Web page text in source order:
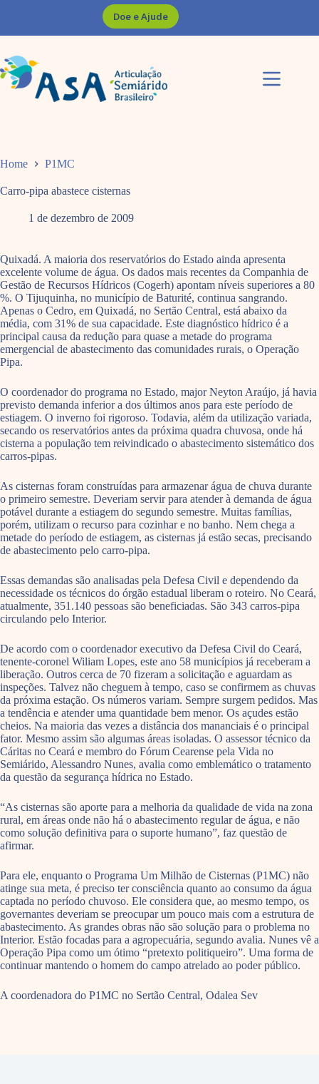
Doe e Ajude
Home P1MC
Carro-pipa abastece cisternas
1 de dezembro de 2009
Quixadá. A maioria dos reservatórios do Estado ainda apresenta
excelente volume de água. Os dados mais recentes da Companhia de
Gestão de Recursos Hídricos (Cogerh) apontam níveis superiores a 80
%. O Tijuquinha, no município de Baturité, continua sangrando.
Apenas o Cedro, em Quixadá, no Sertão Central, está abaixo da
média, com 31% de sua capacidade. Este diagnóstico hídrico é a
principal causa da redução para quase a metade do programa
emergencial de abastecimento das comunidades rurais, o Operação
Pipa.
O coordenador do programa no Estado, major Neyton Araújo, já havia
previsto demanda inferior a dos últimos anos para este período de
estiagem. O inverno foi rigoroso. Todavia, além da utilização variada,
secando os reservatórios antes da próxima quadra chuvosa, onde há
cisterna a população tem reivindicado o abastecimento sistemático dos
carros-pipas.
As cisternas foram construídas para armazenar água de chuva durante
o primeiro semestre. Deveriam servir para atender à demanda de água
potável durante a estiagem do segundo semestre. Muitas famílias,
porém, utilizam o recurso para cozinhar e no banho. Nem chega a
metade do período de estiagem, as cisternas já estão secas, precisando
de abastecimento pelo carro-pipa.
Essas demandas são analisadas pela Defesa Civil e dependendo da
necessidade os técnicos do órgão estadual liberam o roteiro. No Ceará,
atualmente, 351.140 pessoas são beneficiadas. São 343 carros-pipa
circulando pelo Interior.
De acordo com o coordenador executivo da Defesa Civil do Ceará,
tenente-coronel Wiliam Lopes, este ano 58 municípios já receberam a
liberação. Outros cerca de 70 fizeram a solicitação e aguardam as
inspeções. Talvez não cheguem à tempo, caso se confirmem as chuvas
da próxima estação. Os números variam. Sempre surgem pedidos. Mas
a tendência e atender uma quantidade bem menor. Os açudes estão
cheios. Na maioria das vezes a distância dos mananciais é o principal
fator. Mesmo assim são algumas áreas isoladas. O assessor técnico da
Cáritas no Ceará e membro do Fórum Cearense pela Vida no
Semiárido, Alessandro Nunes, avalia como emblemático o tratamento
da questão da segurança hídrica no Estado.
“As cisternas são aporte para a melhoria da qualidade de vida na zona
rural, em áreas onde não há o abastecimento regular de água, e não
como solução definitiva para o suporte humano”, faz questão de
afirmar.
Para ele, enquanto o Programa Um Milhão de Cisternas (P1MC) não
atinge sua meta, é preciso ter consciência quanto ao consumo da água
captada no período chuvoso. Ele considera que, ao mesmo tempo, os
governantes deveriam se preocupar um pouco mais com a estrutura de
abastecimento. As grandes obras não são solução para o problema no
Interior. Estão focadas para a agropecuária, segundo avalia. Nunes vê a
Operação Pipa como um ótimo “pretexto politiqueiro”. Uma forma de
continuar mantendo o homem do campo atrelado ao poder público.
A coordenadora do P1MC no Sertão Central, Odalea Sev